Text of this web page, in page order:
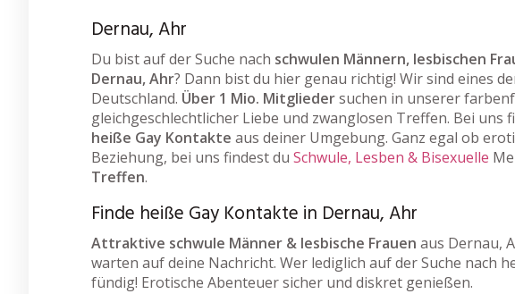
Dernau, Ahr
Du bist auf der Suche nach schwulen Männern, lesbischen
Dernau, Ahr? Dann bist du hier genau richtig! Wir sind eines
Deutschland. Über 1 Mio. Mitgliedersuchen in unserer
gleichgeschlechtlicher Liebe und zwanglosen Treffen. Bei
heiße Gay Kontakte aus deiner Umgebung. Ganz egal ob
Beziehung, bei uns findest du Schwule, Lesben & Bisexuelle
Treffen.
Finde heiße Gay Kontakte in Dernau, Ahr
Attraktive schwule Männer & lesbische Frauen aus Dernau,
warten auf deine Nachricht. Wer lediglich auf der Suche nach
fündig! Erotische Abenteuer sicher und diskret genießen.